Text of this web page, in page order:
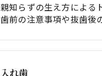
親知らずの生え方による
歯前の注意事項や抜歯